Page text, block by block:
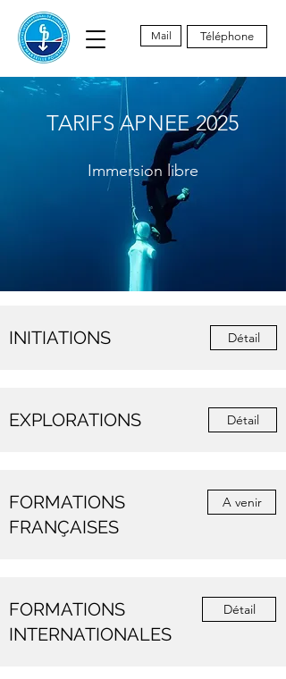
Téléphone
Mail
TARIFS APNEE 2025
Immersion libre
INITIATIONS Détail
EXPLORATIONS Détail
FORMATIONS
FRANÇAISES
A venir
FORMATIONS
INTERNATIONALES
Détail